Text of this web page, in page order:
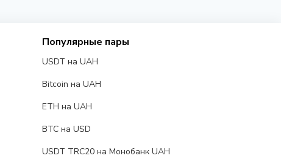
Популярные пары
USDT на UAH
Bitcoin на UAH
ETH на UAH
BTC на USD
USDT TRC20 на Монобанк UAH